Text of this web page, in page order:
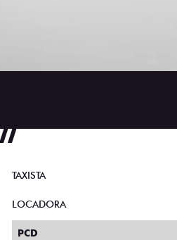
TAXISTA
LOCADORA
PCD